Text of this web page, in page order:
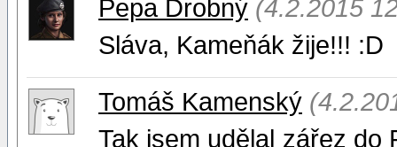
Pepa Drobný (4.2.2015
Sláva, Kameňák žije!!! :D
Tomáš Kamenský
Tak jsem udělal zářez do